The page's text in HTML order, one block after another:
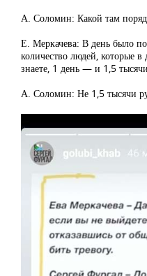
А. Соломин: Какой там
Е. Меркачева: В день было
количество людей, которые
знаете, 1 день — и 1,5
А. Соломин: Не 1,5 тысячи